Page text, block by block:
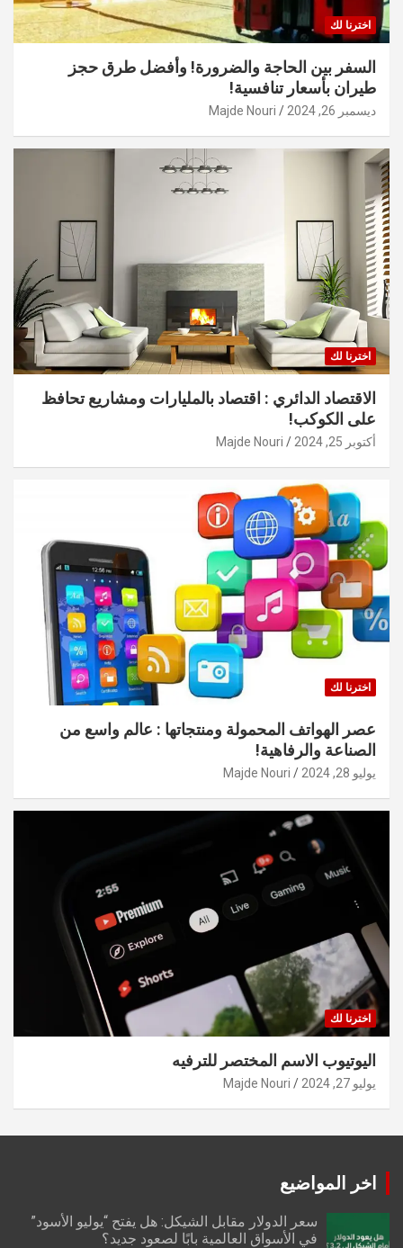
اخترنا لك
السفر بين الحاجة والضرورة! وأفضل طرق حجز
طيران بأسعار تنافسية!
ديسمبر 26, 2024 Majde Nouri
اخترنا لك
الاقتصاد الدائري : اقتصاد بالمليارات ومشاريع تحافظ
على الكوكب!
أكتوبر 25, 2024 Majde Nouri
اخترنا لك
عصر الهواتف المحمولة ومنتجاتها : عالم واسع من
الصناعة والرفاهية!
يوليو 28, 2024 Majde Nouri
اخترنا لك
اليوتيوب الاسم المختصر للترفيه
يوليو 27, 2024 Majde Nouri
اخر المواضيع
سعر الدولار مقابل الشيكل: هل يفتح “يوليو الأسود”
في الأسواق العالمية بابًا لصعود جديد؟